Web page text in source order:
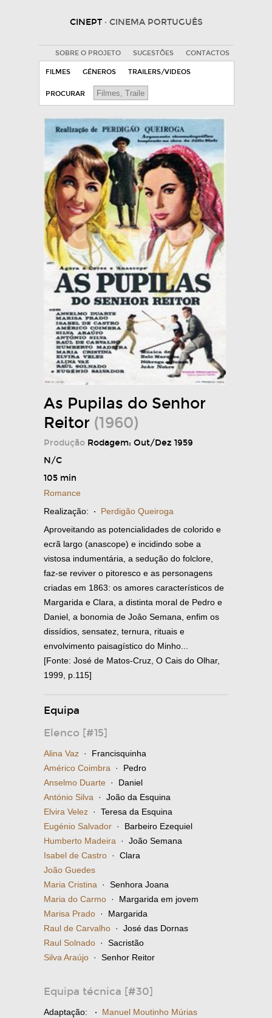
CINEPT · CINEMA PORTUGUÊS
SOBRE O PROJETO SUGESTÕES CONTACTOS
FILMES GÉNEROS TRAILERS/VIDEOS
PROCURAR
As Pupilas do Senhor
Reitor (1960)
Produção Rodagem: Out/Dez 1959
N/C
105 min
Romance
Realização: · Perdigão Queiroga
Aproveitando as potencialidades de colorido e
ecrã largo (anascope) e incidindo sobe a
vistosa indumentária, a sedução do folclore,
faz-se reviver o pitoresco e as personagens
criadas em 1863: os amores característicos de
Margarida e Clara, a distinta moral de Pedro e
Daniel, a bonomia de Joâo Semana, enfim os
dissídios, sensatez, ternura, rituais e
envolvimento paisagístico do Minho...
[Fonte: José de Matos-Cruz, O Cais do Olhar,
1999, p.115]
Equipa
Elenco [#15]
Alina Vaz · Francisquinha
Américo Coimbra · Pedro
Anselmo Duarte · Daniel
António Silva · João da Esquina
Elvira Velez · Teresa da Esquina
Eugénio Salvador · Barbeiro Ezequiel
Humberto Madeira · João Semana
Isabel de Castro · Clara
João Guedes
Maria Cristina · Senhora Joana
Maria do Carmo · Margarida em jovem
Marisa Prado · Margarida
Raul de Carvalho · José das Dornas
Raul Solnado · Sacristão
Silva Araújo · Senhor Reitor
Equipa técnica [#30]
Adaptação: · Manuel Moutinho Múrias